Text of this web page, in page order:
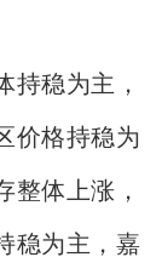
持稳为主，
价格持稳为
整体上涨，
稳为主，嘉